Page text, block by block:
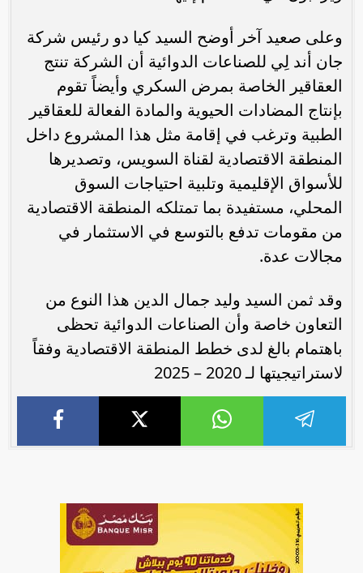
وعلى صعيد آخر أوضح السيد كيا دو رئيس شركة
جان أند لِي للصناعات الدوائية أن الشركة تنتج
العقاقير الخاصة بمرض السكري وأيضاً تقوم
بإنتاج المضادات الحيوية والمادة الفعالة للعقاقير
الطبية وترغب في إقامة مثل هذا المشروع داخل
المنطقة الاقتصادية لقناة السويس، وتصديرها
للأسواق الإقليمية وتلبية احتياجات السوق
المحلي، مستفيدة بما تمتلكه المنطقة الاقتصادية
من مقومات تدفع بالتوسع في الاستثمار في
مجالات عدة.
وقد ثمن السيد وليد جمال الدين هذا النوع من
التعاون خاصة وأن الصناعات الدوائية تحظى
باهتمام بالغ لدى خطط المنطقة الاقتصادية وفقاً
لاستراتيجيتها لـ 2020 – 2025